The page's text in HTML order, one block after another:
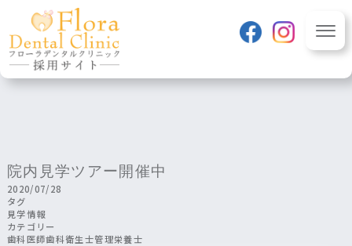
class="post-template-default single single-post postid-19
single-format-standard wpb-js-composer js-comp-ver-6.1
vc_responsive" itemscope
itemtype="http://schema.org/WebPage">
歯科医師
募集要項
一日の流れ
歯科衛生士
院内見学ツアー開催中
2020/07/28
タグ
見学情報
カテゴリー
歯科医師歯科衛生士管理栄養士